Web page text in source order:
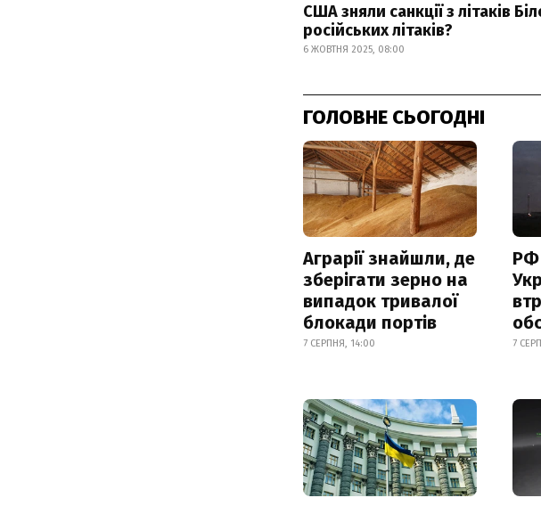
США зняли санкції з літаків
російських літаків?
6 ЖОВТНЯ 2025, 08:00
ГОЛОВНЕ СЬОГОДНІ
Аграрії знайшли, де
зберігати зерно на
випадок тривалої
блокади портів
7 СЕРПНЯ, 14:00
РФ
7